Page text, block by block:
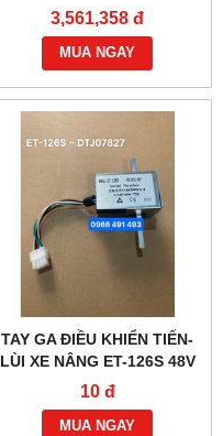
BMB-6022E
3,561,358 đ
MUA NGAY
TAY GA ĐIỀU KHIỂN TIẾN-
LÙI XE NÂNG ET-126S 48V
(6 DÂY)
10 đ
MUA NGAY